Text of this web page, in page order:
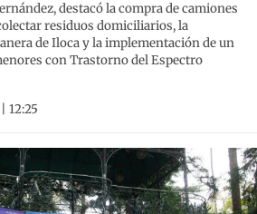
destacó la compra de camiones
residuos domiciliarios, la
de Iloca y la implementación de un
con Trastorno del Espectro
12:25